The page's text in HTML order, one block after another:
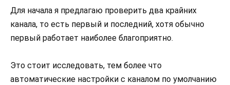
Для начала я предлагаю проверить два крайних
канала, то есть первый и последний, хотя обычно
первый работает наиболее благоприятно.
Это стоит исследовать, тем более что
автоматические настройки с каналом по умолчанию